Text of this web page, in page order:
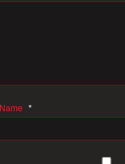
Name *